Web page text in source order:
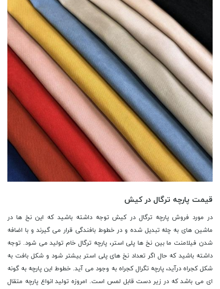
قیمت پارچه ترگال در کیش
در مورد فروش پارچه ترگال در کیش توجه داشته باشید که این نخ ها در
ماشین های به چله تبدیل شده و در خطوط بافندگی قرار می گیرند و با اضافه
شدن فیلامنت ما بین نخ ها پلی استر، پارچه ترگال خام تولید می شود. توجه
داشته باشید که حال اگر تعداد نخ های پلی استر بیشتر شود و شکل بافت به
شکل کجراه درآید، پارچه تگرال کجراه به وجود می آید. خطوط این پارچه به گونه
ای می باشد که در زیر دست قابل لمس است. امروزه تولید انواع پارچه متقال